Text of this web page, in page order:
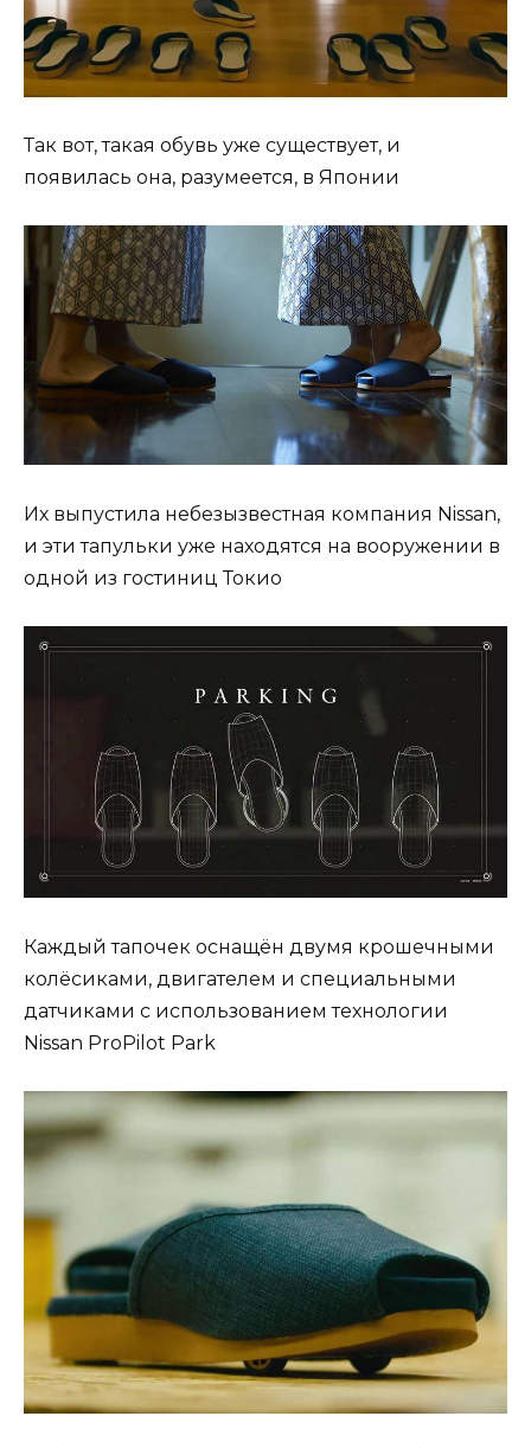
Так вот, такая обувь уже существует, и
появилась она, разумеется, в Японии
Их выпустила небезызвестная компания Nissan,
и эти тапульки уже находятся на вооружении в
одной из гостиниц Токио
Каждый тапочек оснащён двумя крошечными
колёсиками, двигателем и специальными
датчиками с использованием технологии
Nissan ProPilot Park